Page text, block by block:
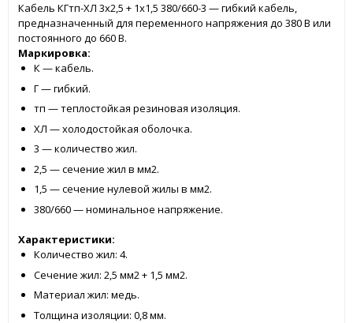
Кабель КГтп-ХЛ 3x2,5 + 1x1,5 380/660-3 — гибкий кабель,
предназначенный для переменного напряжения до 380 В или
постоянного до 660 В.
Маркировка:
К — кабель.
Г — гибкий.
тп — теплостойкая резиновая изоляция.
ХЛ — холодостойкая оболочка.
3 — количество жил.
2,5 — сечение жил в мм2.
1,5 — сечение нулевой жилы в мм2.
380/660 — номинальное напряжение.
Характеристики:
Количество жил: 4.
Сечение жил: 2,5 мм2 + 1,5 мм2.
Материал жил: медь.
Толщина изоляции: 0,8 мм.